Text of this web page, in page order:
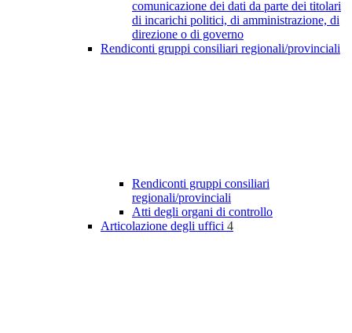
comunicazione dei dati da parte dei titolari
di incarichi politici, di amministrazione, di
direzione o di governo
Rendiconti gruppi consiliari regionali/provinciali
Rendiconti gruppi consiliari
regionali/provinciali
Atti degli organi di controllo
Articolazione degli uffici 4